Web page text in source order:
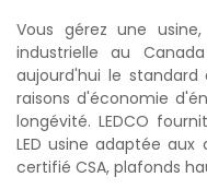
Vous gérez une
industrielle au
aujourd'hui le
raisons d'économie
longévité. LEDCO
LED usine adaptée aux
certifié CSA, plafonds